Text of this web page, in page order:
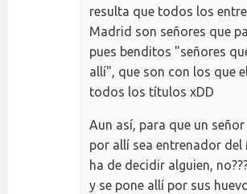
resulta que todos los
Madrid son señores que
pues benditos "señores
allí", que son con los que
todos los títulos xDD
Aun así, para que un
por allí sea entrenador del
ha de decidir alguien,
y se pone allí por sus